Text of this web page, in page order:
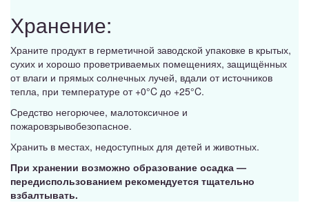
Хранение:
Храните продукт в герметичной заводской упаковке в крытых,
сухих и хорошо проветриваемых помещениях, защищённых
от влаги и прямых солнечных лучей, вдали от источников
тепла, при температуре от +0°C до +25°C.
Средство негорючее, малотоксичное и
пожаровзрывобезопасное.
Хранить в местах, недоступных для детей и животных.
При хранении возможно образование осадка —
передиспользованием рекомендуется тщательно
взбалтывать.